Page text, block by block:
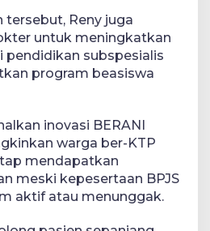
Reny juga
untuk meningkatkan
pendidikan subspesialis
program beasiswa
inovasi BERANI
warga ber-KTP
mendapatkan
meski kepesertaan BPJS
aktif atau menunggak.